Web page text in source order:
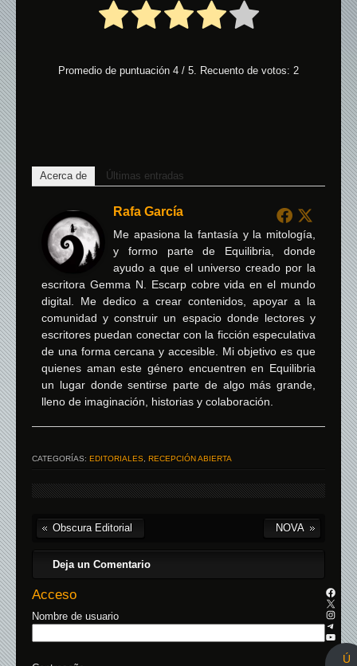
Promedio de puntuación 4 / 5. Recuento de votos: 2
Acerca de Últimas entradas
Rafa García
Me apasiona la fantasía y la mitología,
y formo parte de Equilibria, donde
ayudo a que el universo creado por la
escritora Gemma N. Escarp cobre vida en el mundo
digital. Me dedico a crear contenidos, apoyar a la
comunidad y construir un espacio donde lectores y
escritores puedan conectar con la ficción especulativa
de una forma cercana y accesible. Mi objetivo es que
quienes aman este género encuentren en Equilibria
un lugar donde sentirse parte de algo más grande,
lleno de imaginación, historias y colaboración.
CATEGORÍAS: EDITORIALES RECEPCIÓN ABIERTA
Obscura Editorial NOVA
Deja un Comentario
Acceso
Nombre de usuario
Ú